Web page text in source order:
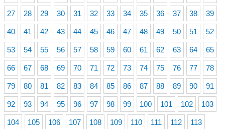
27 28 29 30 31 32 33 34 35 36 37 38 39
40 41 42 43 44 45 46 47 48 49 50 51 52
53 54 55 56 57 58 59 60 61 62 63 64 65
66 67 68 69 70 71 72 73 74 75 76 77 78
79 80 81 82 83 84 85 86 87 88 89 90 91
92 93 94 95 96 97 98 99 100 101 102 103
104 105 106 107 108 109 110 111 112 113